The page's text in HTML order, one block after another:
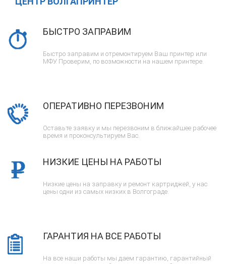
БЫСТРО ЗАПРАВИМ
Быстро заправим и отремонтируем Ваш принтер или
МФУ. Проверим, по возможности на нашем принтере.
ОПЕРАТИВНО ПЕРЕЗВОНИМ
Оставьте заявку и мы перезвоним в ближайшее рабочее
время и проконсультируем Вас.
НИЗКИЕ ЦЕНЫ НА РАБОТЫ
Низкие цены на заправку и ремонт картриджей, у нас
цены одни из самых низких в Волгограде.
ГАРАНТИЯ НА ВСЕ РАБОТЫ
На все наши работы мы даем гарантию, гарантийный